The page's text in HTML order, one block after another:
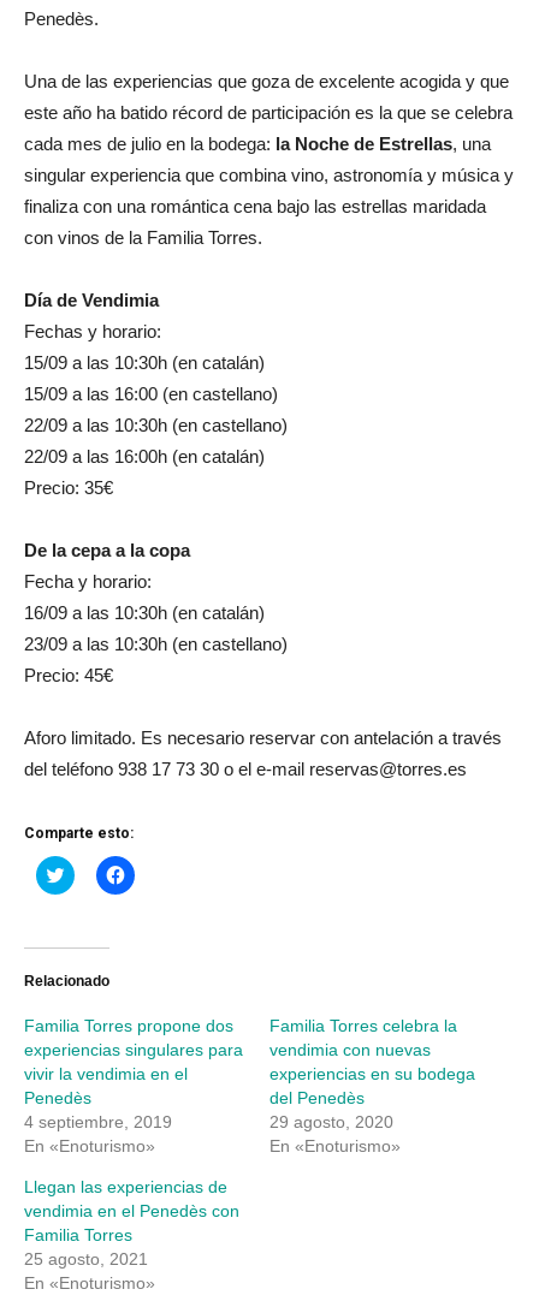
Penedès.
Una de las experiencias que goza de excelente acogida y que
este año ha batido récord de participación es la que se celebra
cada mes de julio en la bodega: la Noche de Estrellas, una
singular experiencia que combina vino, astronomía y música y
finaliza con una romántica cena bajo las estrellas maridada
con vinos de la Familia Torres.
Día de Vendimia
Fechas y horario:
15/09 a las 10:30h (en catalán)
15/09 a las 16:00 (en castellano)
22/09 a las 10:30h (en castellano)
22/09 a las 16:00h (en catalán)
Precio: 35€
De la cepa a la copa
Fecha y horario:
16/09 a las 10:30h (en catalán)
23/09 a las 10:30h (en castellano)
Precio: 45€
Aforo limitado. Es necesario reservar con antelación a través
del teléfono 938 17 73 30 o el e-mail reservas@torres.es
Comparte esto:
Haz
clic
Twitter
abre
ventana
nueva)
Haz
clic
ventana
nueva)
Relacionado
Familia Torres propone dos
experiencias singulares para
vivir la vendimia en el
Penedès
4 septiembre, 2019
En «Enoturismo»
Familia Torres celebra la
vendimia con nuevas
experiencias en su bodega
del Penedès
29 agosto, 2020
En «Enoturismo»
Llegan las experiencias de
vendimia en el Penedès con
Familia Torres
25 agosto, 2021
En «Enoturismo»